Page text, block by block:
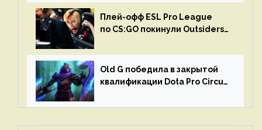
Плей-офф ESL Pro League
по CS:GO покинули Outsiders
Old G победила в закрытой
квалификации Dota Pro Circuit